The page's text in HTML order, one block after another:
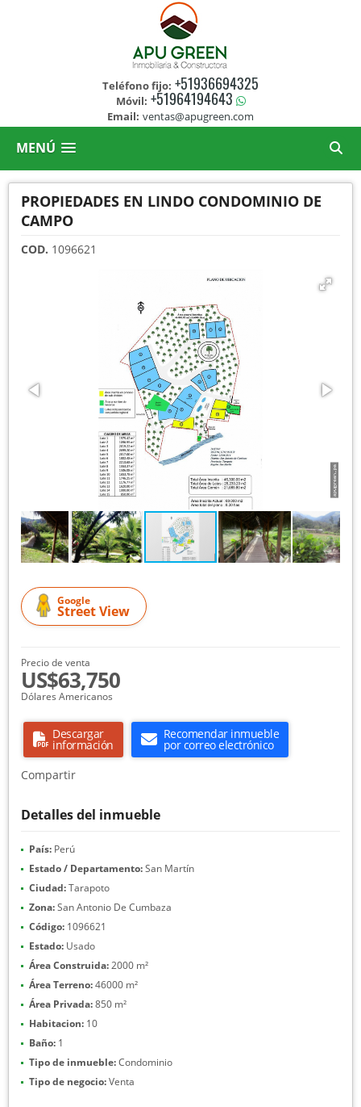
Teléfono fijo: +51936694325
Móvil: +51964194643
Email: ventas@apugreen.com
MENÚ
PROPIEDADES EN LINDO CONDOMINIO DE
CAMPO
COD. 1096621
Google
Street View
Precio de venta
US$63,750
Dólares Americanos
Descargar
información
Recomendar inmueble
por correo electrónico
Compartir
Detalles del inmueble
País: Perú
Estado / Departamento:San Martín
Ciudad:Tarapoto
Zona:San Antonio De Cumbaza
Código: 1096621
Estado: Usado
Área Construida:2000 m²
Área Terreno:46000 m²
Área Privada:850 m²
Habitacion: 10
Baño: 1
Tipo de inmueble:Condominio
Tipo de negocio:Venta